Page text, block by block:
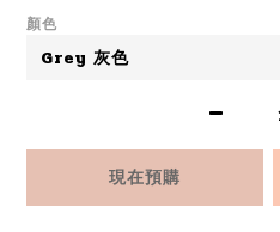
顏色
現在預購